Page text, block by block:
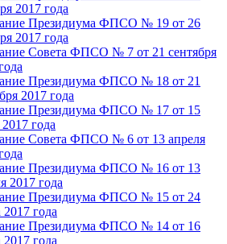
2017 года
Президиума ФПСО № 19 от 26
2017 года
Совета ФПСО № 7 от 21 сентября
Президиума ФПСО № 18 от 21
2017 года
Президиума ФПСО № 17 от 15
года
Совета ФПСО № 6 от 13 апреля
Президиума ФПСО № 16 от 13
2017 года
Президиума ФПСО № 15 от 24
2017 года
Президиума ФПСО № 14 от 16
2017 года